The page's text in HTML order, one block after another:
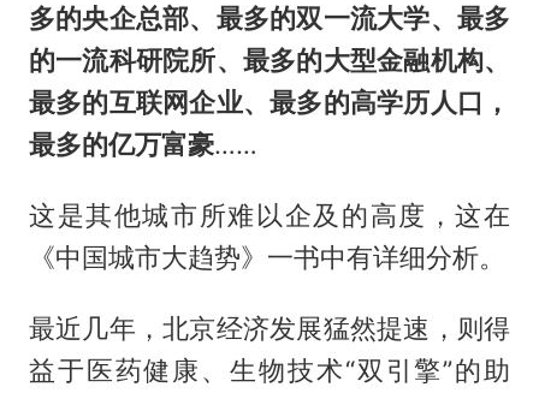
多的央企总部、最多的双一流大学、最多
的一流科研院所、最多的大型金融机构、
最多的互联网企业、最多的高学历人口，
最多的亿万富豪……
这是其他城市所难以企及的高度，这在
《中国城市大趋势》一书中有详细分析。
最近几年，北京经济发展猛然提速，则得
益于医药健康、生物技术“双引擎”的助